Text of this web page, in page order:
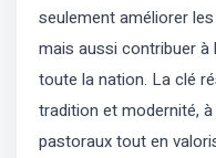
seulement améliorer
mais aussi contribuer à
toute la nation. La clé
tradition et modernité,
pastoraux tout en